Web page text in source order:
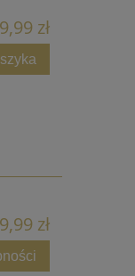
zł
zł